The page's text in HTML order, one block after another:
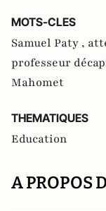
MOTS-CLES
Samuel Paty ,
professeur
Mahomet
THEMATIQUES
Education
A PROPOS